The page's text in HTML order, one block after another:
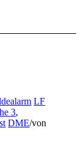
LF
3,
DME/von